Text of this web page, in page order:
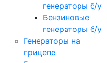
генераторы б/у
Бензиновые
генераторы б/у
Генераторы на
прицепе